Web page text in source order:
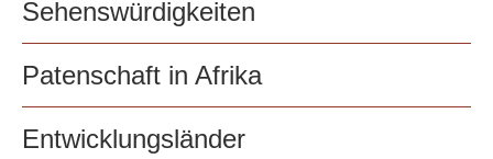
Sehenswürdigkeiten
Patenschaft in Afrika
Entwicklungsländer